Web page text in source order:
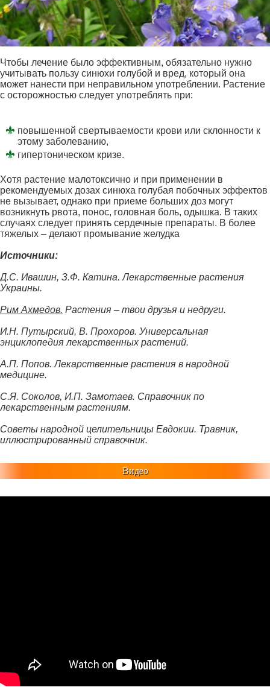
Чтобы лечение было эффективным, обязательно нужно
учитывать пользу синюхи голубой и вред, который она
может нанести при неправильном употреблении. Растение
с осторожностью следует употреблять при:
повышенной свертываемости крови или склонности к
этому заболеванию,
гипертоническом кризе.
Хотя растение малотоксично и при применении в
рекомендуемых дозах синюха голубая побочных эффектов
не вызывает, однако при приеме больших доз могут
возникнуть рвота, понос, головная боль, одышка. В таких
случаях следует принять сердечные препараты. В более
тяжелых – делают промывание желудка
Источники:
Д.С. Ивашин, З.Ф. Катина. Лекарственные растения
Украины.
Рим Ахмедов. Растения – твои друзья и недруги.
И.Н. Путырский, В. Прохоров. Универсальная
энциклопедия лекарственных растений.
А.П. Попов. Лекарственные растения в народной
медицине.
С.Я. Соколов, И.П. Замотаев. Справочник по
лекарственным растениям.
Советы народной целительницы Евдокии. Травник,
иллюстрированный справочник.
Видео